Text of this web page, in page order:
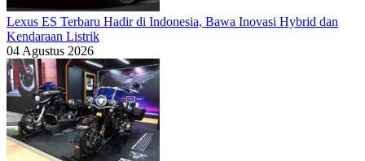
Lexus ES Terbaru Hadir di Indonesia, Bawa Inovasi Hybrid dan
Kendaraan Listrik
04 Agustus 2026